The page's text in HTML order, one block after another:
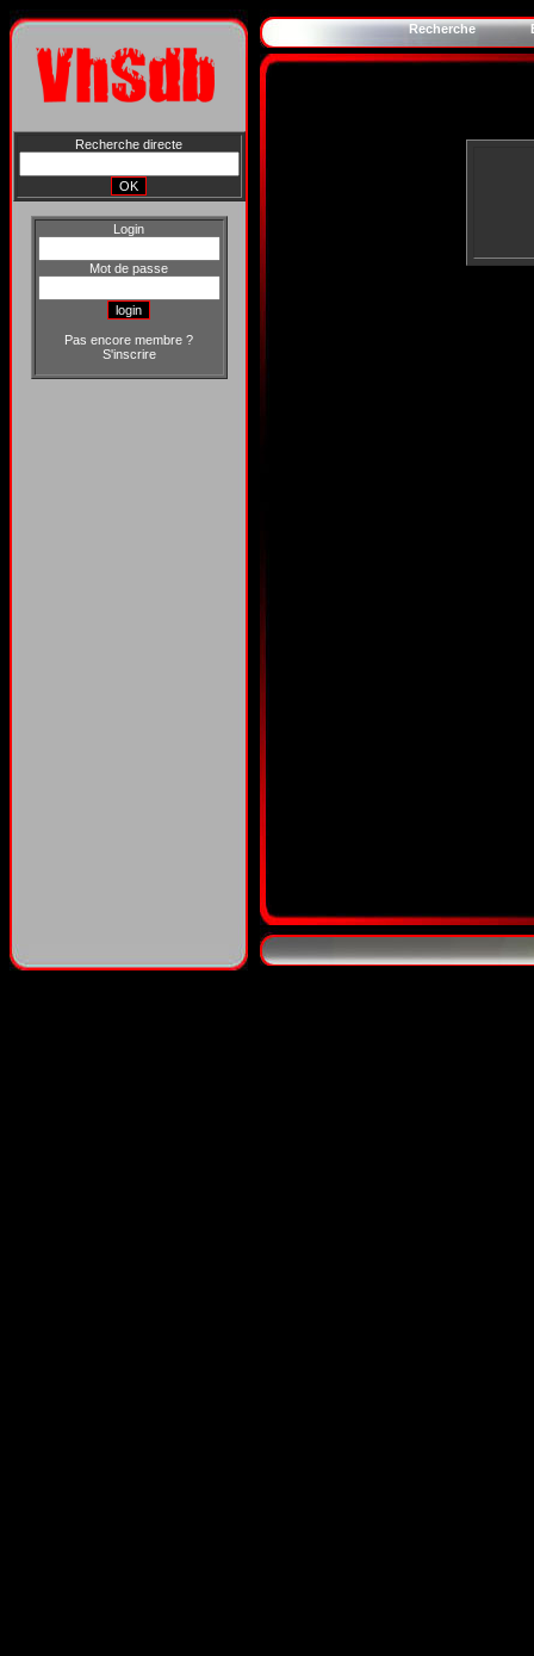
Recherche directe
Login
Mot de passe
Pas encore membre ?
S'inscrire
Recherche